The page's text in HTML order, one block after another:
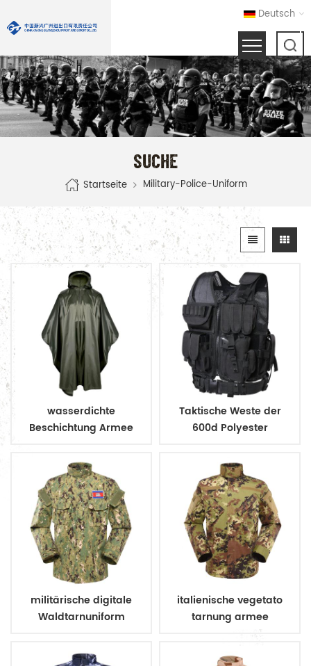
Deutsch
SUCHE
Startseite Military-Police-Uniform
wasserdichte
Beschichtung Armee
Poncho
Taktische Weste der
600d Polyester
militärische digitale
Waldtarnuniform
italienische vegetato
tarnung armee